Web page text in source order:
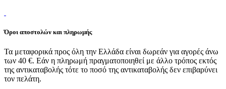
Όροι αποστολών και πληρωμής
Τα μεταφορικά προς όλη την Ελλάδα είναι δωρεάν για αγορές άνω
των 40 €. Εάν η πληρωμή πραγματοποιηθεί με άλλο τρόπος εκτός
της αντικαταβολής τότε το ποσό της αντικαταβολής δεν επιβαρύνει
τον πελάτη.